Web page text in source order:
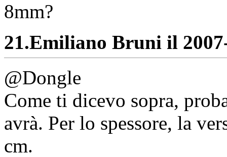
8mm?
21.Emiliano Bruni il
@Dongle
Come ti dicevo sopra,
avrà. Per lo spessore, la
cm.